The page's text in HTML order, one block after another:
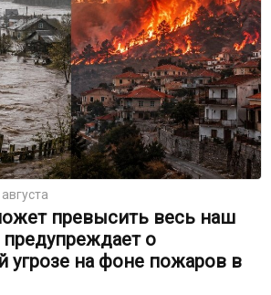
превысить весь наш
о
угрозе на фоне пожаров в